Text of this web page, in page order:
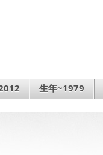
生年~1979